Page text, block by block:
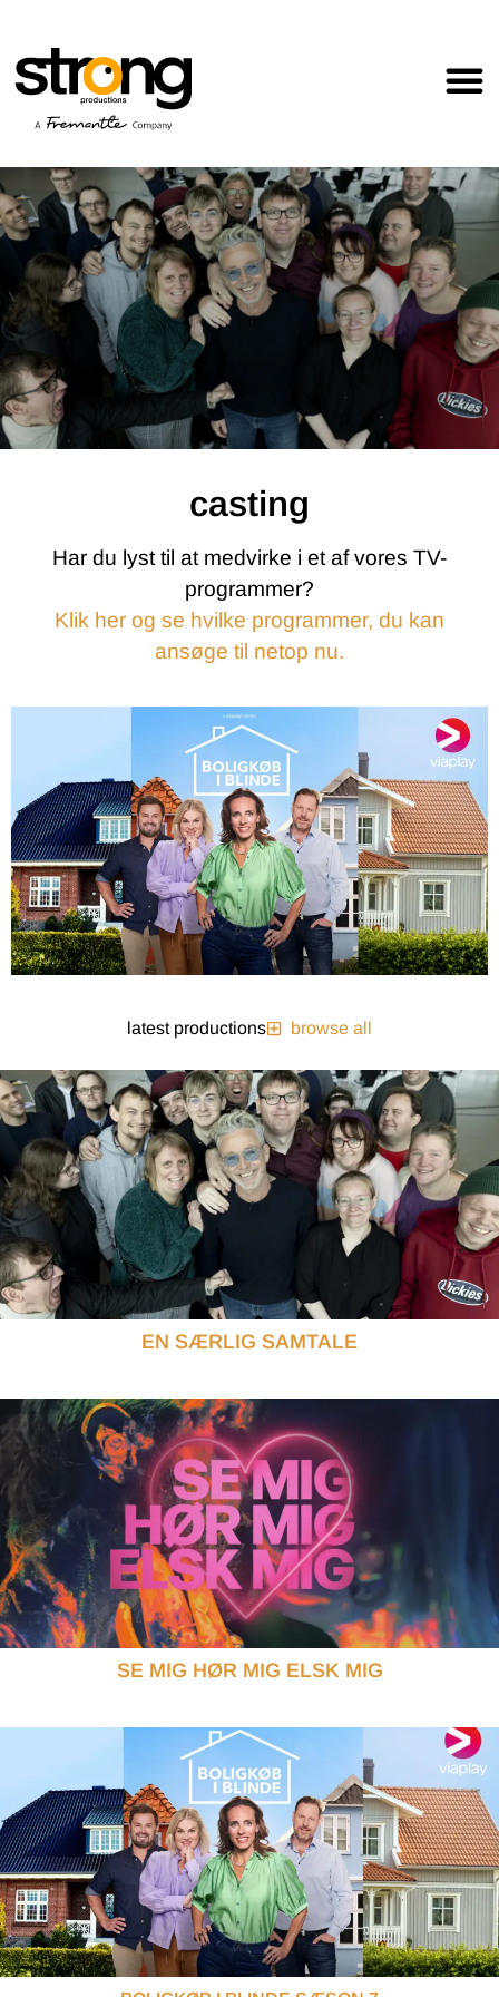
casting
Har du lyst til at medvirke i et af vores TV-
programmer?
Klik her og se hvilke programmer, du kan
ansøge til netop nu.
latest productions browse all
EN SÆRLIG SAMTALE
SE MIG HØR MIG ELSK MIG